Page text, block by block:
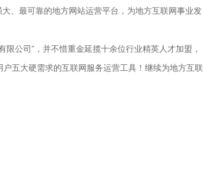
、最可靠的地方网站运营平台，为地方互联网事业发
公司”，并不惜重金延揽十余位行业精英人才加盟，
五大硬需求的互联网服务运营工具！继续为地方互联